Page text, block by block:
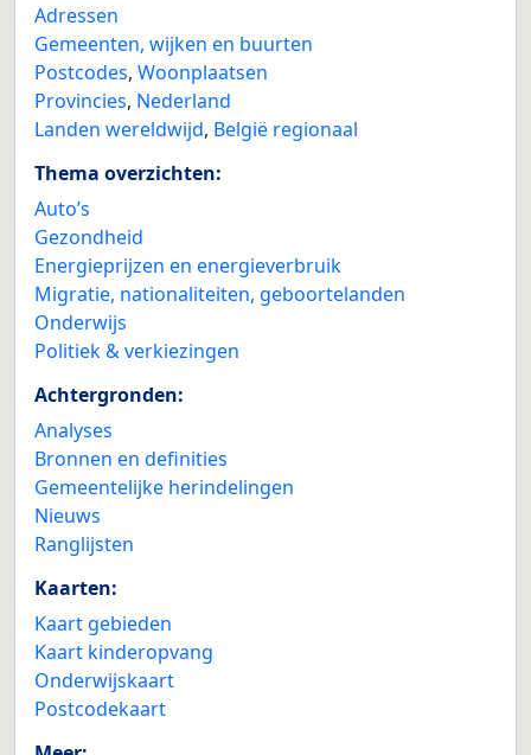
Adressen
Gemeenten, wijken en buurten
Postcodes, Woonplaatsen
Provincies, Nederland
Landen wereldwijd, België regionaal
Thema overzichten:
Auto’s
Gezondheid
Energieprijzen en energieverbruik
Migratie, nationaliteiten, geboortelanden
Onderwijs
Politiek & verkiezingen
Achtergronden:
Analyses
Bronnen en definities
Gemeentelijke herindelingen
Nieuws
Ranglijsten
Kaarten:
Kaart gebieden
Kaart kinderopvang
Onderwijskaart
Postcodekaart